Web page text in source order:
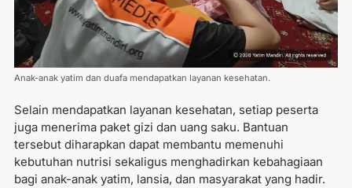
Anak-anak yatim dan duafa mendapatkan layanan kesehatan.
Selain mendapatkan layanan kesehatan, setiap peserta
juga menerima paket gizi dan uang saku. Bantuan
tersebut diharapkan dapat membantu memenuhi
kebutuhan nutrisi sekaligus menghadirkan kebahagiaan
bagi anak-anak yatim, lansia, dan masyarakat yang hadir.